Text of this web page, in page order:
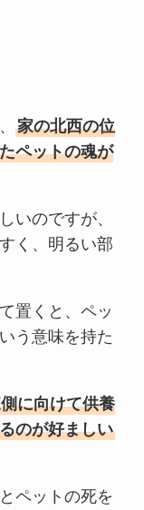
家の北西の位
ペットの魂が
いのですが、
く、明るい部
置くと、ペッ
う意味を持た
に向けて供養
のが好ましい
ペットの死を